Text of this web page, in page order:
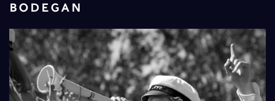
BODEGAN